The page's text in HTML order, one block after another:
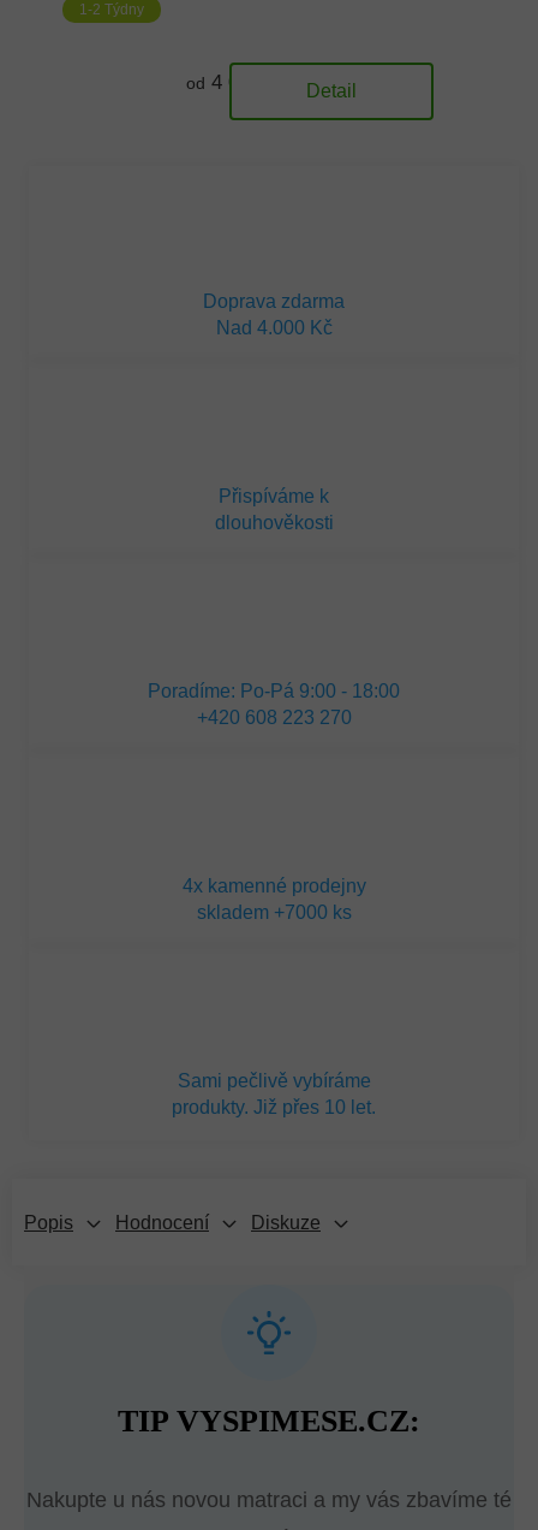
1-2 Týdny
od 4 070 Kč Detail
Doprava zdarma
Nad 4.000 Kč
Přispíváme k
dlouhověkosti
Poradíme: Po-Pá 9:00 - 18:00
+420 608 223 270
4x kamenné prodejny
skladem +7000 ks
Sami pečlivě vybíráme
produkty. Již přes 10 let.
Popis Hodnocení Diskuze
TIP VYSPIMESE.CZ:
Nakupte u nás novou matraci a my vás zbavíme té